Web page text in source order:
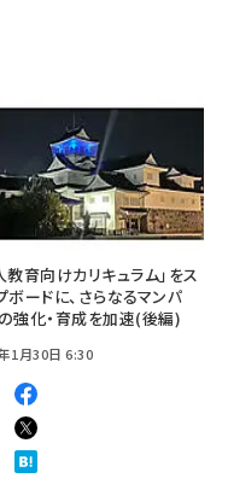
教育向けカリキュラム」をス
ボードに、さらなるマンパ
強化・育成を加速(後編)
1月30日 6:30